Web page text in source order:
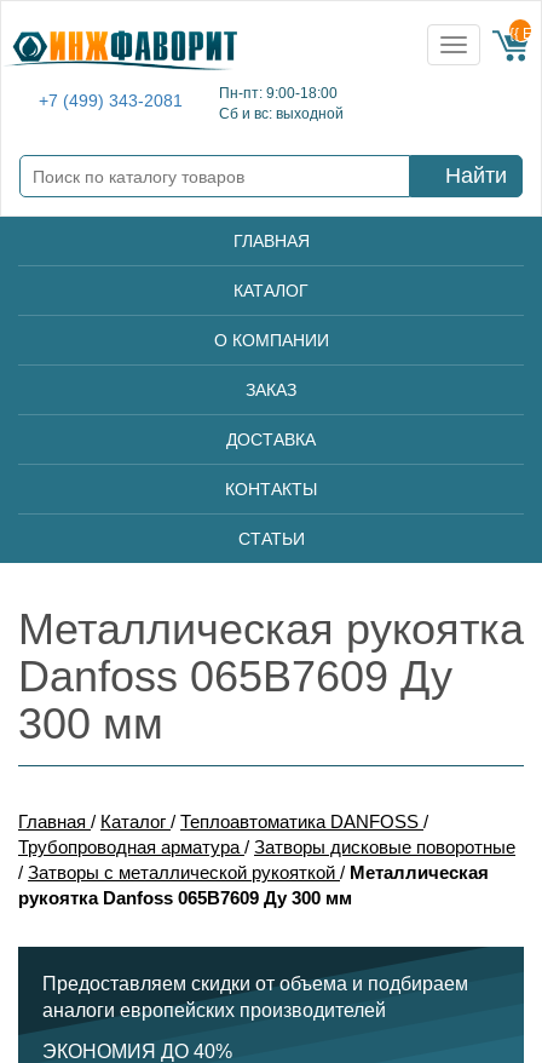
+7 (499) 343-2081
Пн-пт: 9:00-18:00
Сб и вс: выходной
Toggle
navigation
{{
Найти
ГЛАВНАЯ
КАТАЛОГ
О КОМПАНИИ
ЗАКАЗ
ДОСТАВКА
КОНТАКТЫ
СТАТЬИ
Металлическая рукоятка
Danfoss 065B7609 Ду
300 мм
Главная / Каталог / Теплоавтоматика DANFOSS /
Трубопроводная арматура / Затворы дисковые поворотные
/ Затворы с металлической рукояткой / Металлическая
рукоятка Danfoss 065B7609 Ду 300 мм
Предоставляем скидки от объема и подбираем
аналоги европейских производителей
ЭКОНОМИЯ ДО 40%